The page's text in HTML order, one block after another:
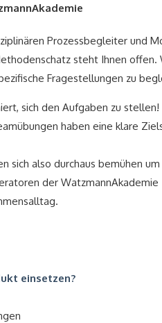
Prozessbegleiter und
steht Ihnen
Fragestellungen zu
sich den Aufgaben zu stellen!
haben eine klare
sich also durchaus bemühen
der
einsetzen?